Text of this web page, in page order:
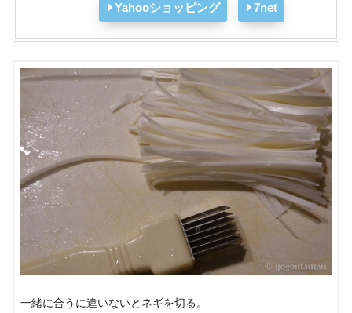
Yahooショッピング 7net
一緒に合うに違いないとネギを切る。